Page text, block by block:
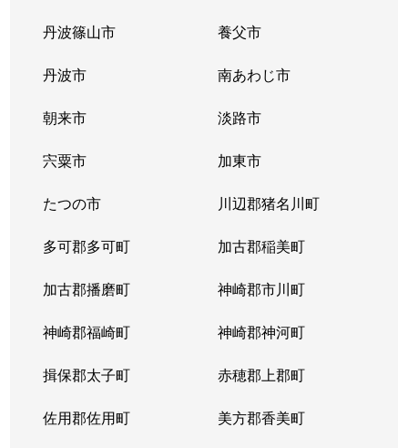
丹波篠山市 養父市
丹波市 南あわじ市
朝来市 淡路市
宍粟市 加東市
たつの市 川辺郡猪名川町
多可郡多可町 加古郡稲美町
加古郡播磨町 神崎郡市川町
神崎郡福崎町 神崎郡神河町
揖保郡太子町 赤穂郡上郡町
佐用郡佐用町 美方郡香美町